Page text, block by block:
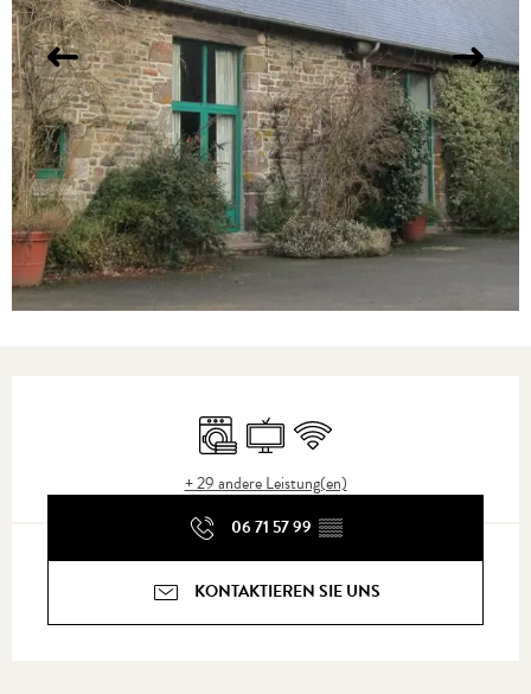
Waschmaschine
Fernsehen
Wi-Fi
+ 29 andere Leistung(en)
06 71 57 99 ▒▒
KONTAKTIEREN SIE UNS